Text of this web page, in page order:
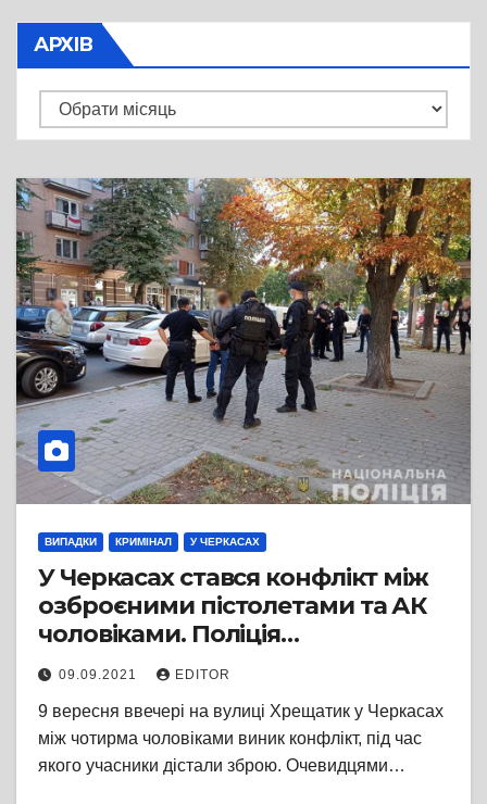
АРХІВ
Архів
ВИПАДКИ КРИМІНАЛ У ЧЕРКАСАХ
У Черкасах стався конфлікт між
озброєними пістолетами та АК
чоловіками. Поліція
відреагувала миттєво
09.09.2021 EDITOR
9 вересня ввечері на вулиці Хрещатик у Черкасах
між чотирма чоловіками виник конфлікт, під час
якого учасники дістали зброю. Очевидцями…